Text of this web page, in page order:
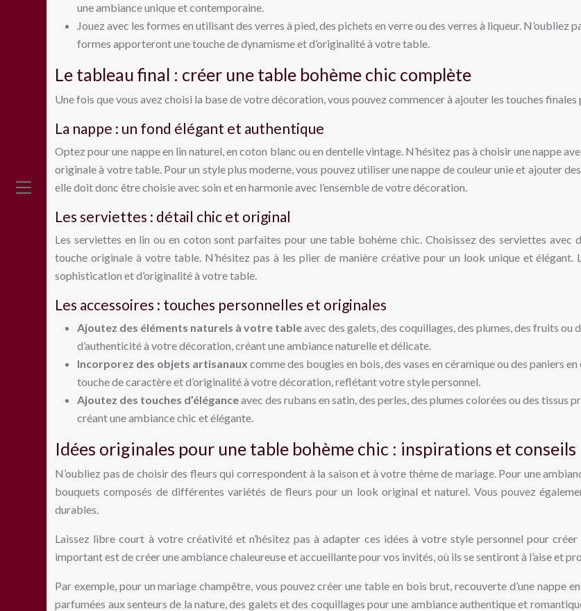
une ambiance unique et contemporaine.
Jouez avec les formes en utilisant des verres à pied, des pichets en verre ou des verres à liqueur. N’oubliez
formes apporteront une touche de dynamisme et d’originalité à votre table.
Le tableau final : créer une table bohème chic complète
Une fois que vous avez choisi la base de votre décoration, vous pouvez commencer à ajouter les touches
La nappe : un fond élégant et authentique
Optez pour une nappe en lin naturel, en coton blanc ou en dentelle vintage. N’hésitez pas à choisir une nappe
originale à votre table. Pour un style plus moderne, vous pouvez utiliser une nappe de couleur unie et ajouter
elle doit donc être choisie avec soin et en harmonie avec l’ensemble de votre décoration.
Les serviettes : détail chic et original
Les serviettes en lin ou en coton sont parfaites pour une table bohème chic. Choisissez des serviettes
touche originale à votre table. N’hésitez pas à les plier de manière créative pour un look unique et
sophistication et d’originalité à votre table.
Les accessoires : touches personnelles et originales
Ajoutez des éléments naturels à votre tableavec des galets, des coquillages, des plumes, des fruits
d’authenticité à votre décoration, créant une ambiance naturelle et délicate.
Incorporez des objets artisanauxcomme des bougies en bois, des vases en céramique ou des paniers
touche de caractère et d’originalité à votre décoration, reflétant votre style personnel.
Ajoutez des touches d’éléganceavec des rubans en satin, des perles, des plumes colorées ou des
créant une ambiance chic et élégante.
Idées originales pour une table bohème chic : inspirations et conseils
N’oubliez pas de choisir des fleurs qui correspondent à la saison et à votre thème de mariage. Pour une
bouquets composés de différentes variétés de fleurs pour un look original et naturel. Vous pouvez
durables.
Laissez libre court à votre créativité et n’hésitez pas à adapter ces idées à votre style personnel pour
important est de créer une ambiance chaleureuse et accueillante pour vos invités, où ils se sentiront à l’aise et
Par exemple, pour un mariage champêtre, vous pouvez créer une table en bois brut, recouverte d’une nappe
parfumées aux senteurs de la nature, des galets et des coquillages pour une ambiance authentique et